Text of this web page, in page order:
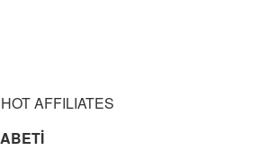
HOT AFFILIATES